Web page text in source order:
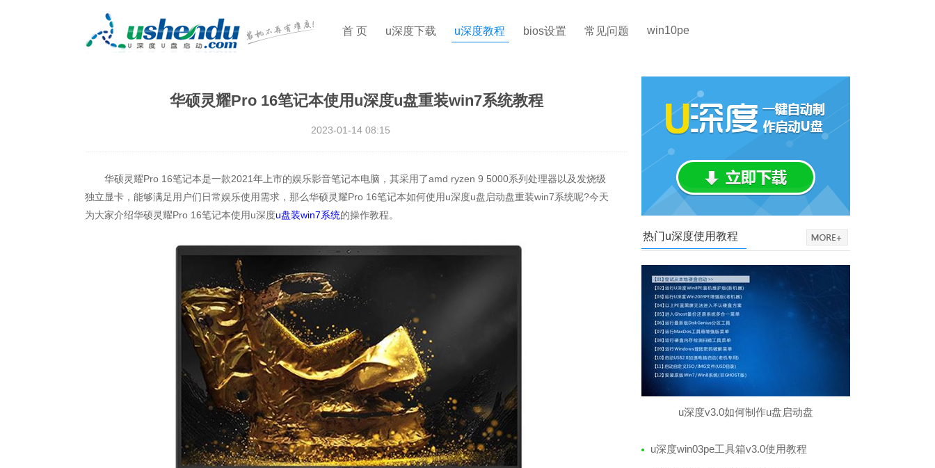
首 页 u深度下载 u深度教程 bios设置 常见问题 win10pe
华硕灵耀Pro 16笔记本使用u深度u盘重装win7系统教程
2023-01-14 08:15
华硕灵耀Pro 16笔记本是一款2021年上市的娱乐影音笔记本电脑，其采用了amd ryzen 9 5000系列处理器以及发烧级
独立显卡，能够满足用户们日常娱乐使用需求，那么华硕灵耀Pro 16笔记本如何使用u深度u盘启动盘重装win7系统呢?今天
为大家介绍华硕灵耀Pro 16笔记本使用u深度u盘装win7系统的操作教程。
热门u深度使用教程
u深度v3.0如何制作u盘启动盘
u深度win03pe工具箱v3.0使用教程